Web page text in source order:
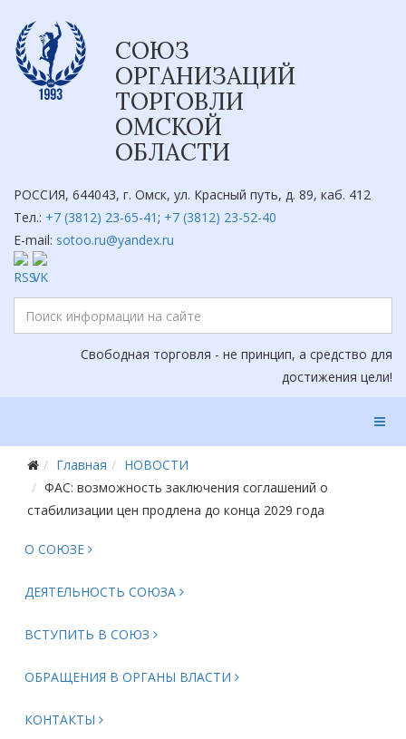
СОЮЗ
ОРГАНИЗАЦИЙ
ТОРГОВЛИ
ОМСКОЙ
ОБЛАСТИ
РОССИЯ, 644043, г. Омск, ул. Красный путь, д. 89, каб. 412
Тел.: +7 (3812) 23-65-41; +7 (3812) 23-52-40
E-mail: sotoo.ru@yandex.ru
Свободная торговля - не принцип, а средство для
достижения цели!
Главная
НОВОСТИ
ФАС: возможность заключения соглашений о
стабилизации цен продлена до конца 2029 года
О СОЮЗЕ
ДЕЯТЕЛЬНОСТЬ СОЮЗА
ВСТУПИТЬ В СОЮЗ
ОБРАЩЕНИЯ В ОРГАНЫ ВЛАСТИ
КОНТАКТЫ